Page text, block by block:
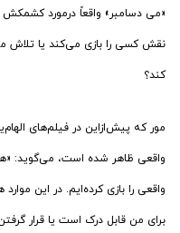
«می دسامبر» واقعاً درمورد
نقش کسی را بازی می‌کند یا تلاش
کند؟
مور که پیش‌ازاین در فیلم‌های
واقعی ظاهر شده است، می‌گوید:
واقعی را بازی کرده‌ایم. در این
برای من قابل درک است یا قرار